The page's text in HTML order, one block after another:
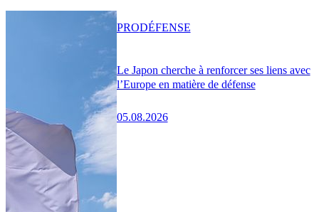
Le Japon cherche à renforcer ses liens avec
l’Europe en matière de défense
05.08.2026
PRODÉFENSE